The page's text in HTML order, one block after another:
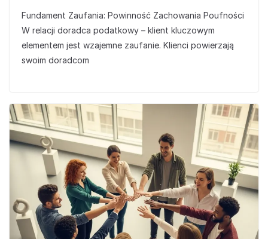
Fundament Zaufania: Powinność Zachowania Poufności
W relacji doradca podatkowy – klient kluczowym
elementem jest wzajemne zaufanie. Klienci powierzają
swoim doradcom